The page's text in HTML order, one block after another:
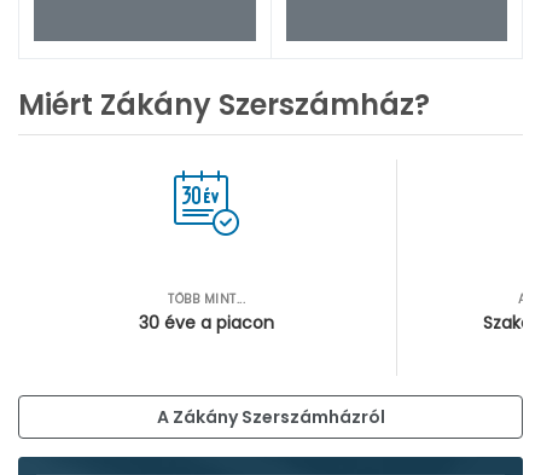
Miért Zákány Szerszámház?
TÖBB MINT...
30 éve a piacon
A Zákány Szerszámházról